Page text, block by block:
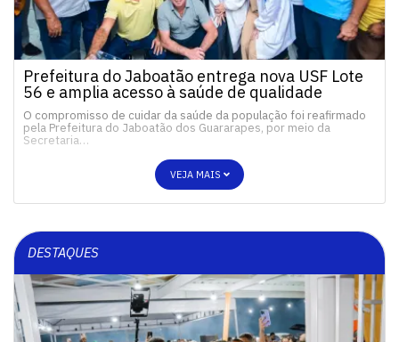
Prefeitura do Jaboatão entrega nova USF Lote
56 e amplia acesso à saúde de qualidade
O compromisso de cuidar da saúde da população foi reafirmado
pela Prefeitura do Jaboatão dos Guararapes, por meio da
Secretaria…
VEJA MAIS
DESTAQUES